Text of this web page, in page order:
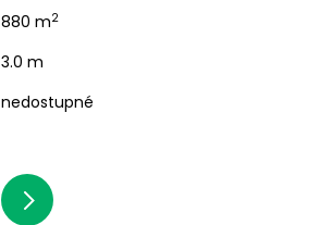
880 m2
3.0 m
nedostupné